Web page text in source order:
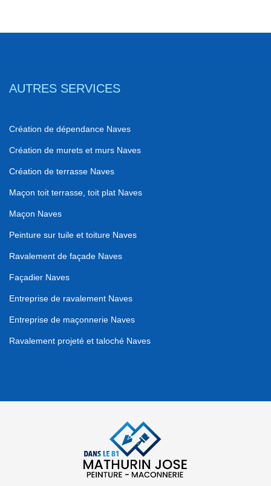
AUTRES SERVICES
Création de dépendance Naves
Création de murets et murs Naves
Création de terrasse Naves
Maçon toit terrasse, toit plat Naves
Maçon Naves
Peinture sur tuile et toiture Naves
Ravalement de façade Naves
Façadier Naves
Entreprise de ravalement Naves
Entreprise de maçonnerie Naves
Ravalement projeté et taloché Naves